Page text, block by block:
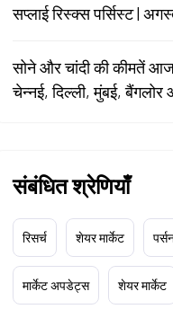
सप्लाई रिस्क्स पर्सिस्ट |
सोने और चांदी की कीमतें
चेन्नई, दिल्ली, मुंबई, बैंगलोर
संबंधित श्रेणियाँ
रिसर्च शेयर मार्केट
मार्केट अपडेट्स शेयर मार्केट